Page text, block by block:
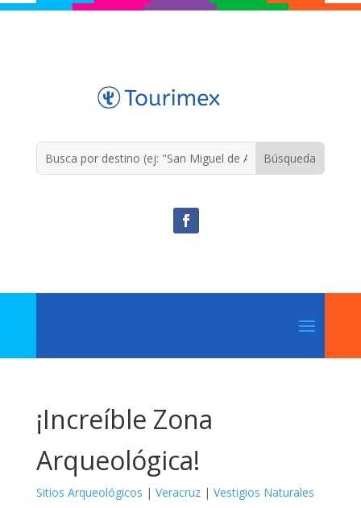
¡Increíble Zona
Arqueológica!
Sitios Arqueológicos | Veracruz| Vestigios Naturales